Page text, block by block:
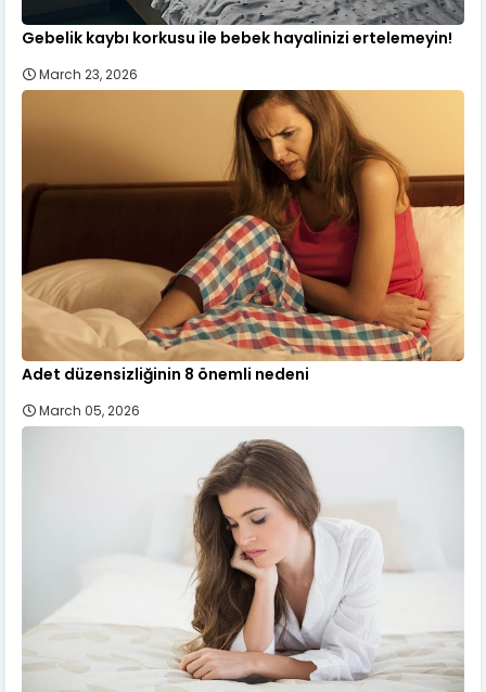
Gebelik kaybı korkusu ile bebek hayalinizi ertelemeyin!
March 23, 2026
Adet düzensizliğinin 8 önemli nedeni
March 05, 2026